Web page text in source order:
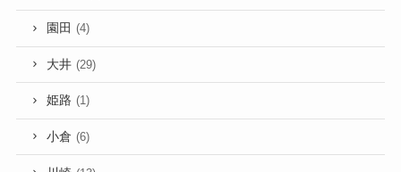
園田 (4)
大井 (29)
姫路 (1)
小倉 (6)